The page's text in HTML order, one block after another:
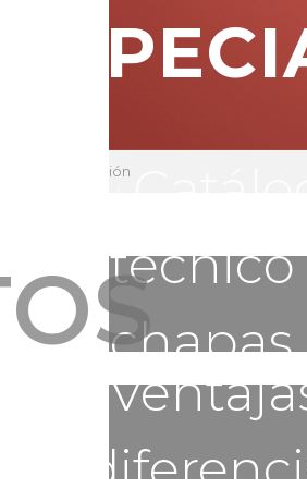
Información
técnico
chapas